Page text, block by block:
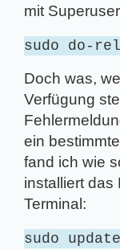
mit
sudo do-
Doch was,
Verfügung
ein
fand ich wie
installiert das
Terminal:
sudo